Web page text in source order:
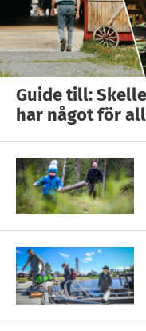
Guide till:
har något för